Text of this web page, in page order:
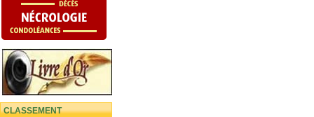
CLASSEMENT